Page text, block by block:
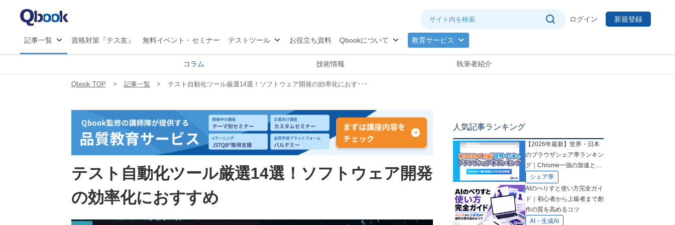
ログイン 新規登録
記事一覧 資格対策『テス友』 無料イベント・セミナー テストツール お役立ち資料 Qbookについて 教育サービス
コラム 技術情報 執筆者紹介
Qbook TOP 記事一覧 テスト自動化ツール厳選14選！ソフトウェア開発の効率化におす･･･
テスト自動化ツール厳選14選！ソフトウェア開発
の効率化におすすめ
人気記事ランキング
【2026年最新】世界・日本
のブラウザシェア率ランキン
グ｜Chrome一強の加速とAI
が与える影響
シェア率
AIのべりすと使い方完全ガイ
ド｜初心者から上級者まで創
作の質を高めるコツ
AI・生成AI